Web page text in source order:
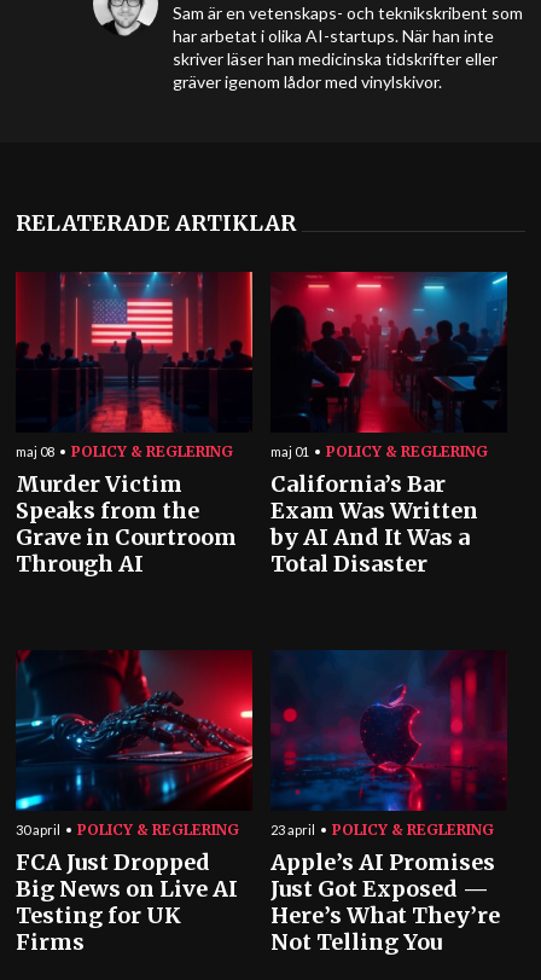
Sam är en vetenskaps- och teknikskribent som
har arbetat i olika AI-startups. När han inte
skriver läser han medicinska tidskrifter eller
gräver igenom lådor med vinylskivor.
RELATERADE ARTIKLAR
maj 08 POLICY & REGLERING
Murder Victim
Speaks from the
Grave in Courtroom
Through AI
maj 01 POLICY & REGLERING
California’s Bar
Exam Was Written
by AI And It Was a
Total Disaster
30 april POLICY & REGLERING
FCA Just Dropped
Big News on Live AI
Testing for UK
Firms
23 april POLICY & REGLERING
Apple’s AI Promises
Just Got Exposed —
Here’s What They’re
Not Telling You